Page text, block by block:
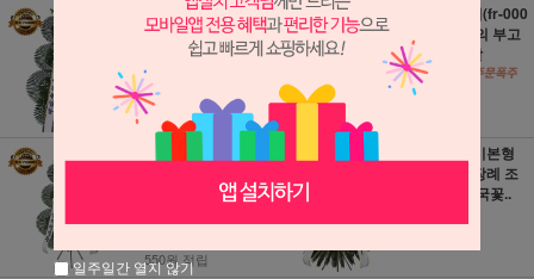
근조화환 (NY_00
02) 장례 조의 부고
꽃화환 장례..
45,000원
450원 적립
근조바구니(fr-000
6) 장례 조의 부고
전국꽃배달
49,000원
근조화환 특가형(F
의 부고 전국..
550원 적립
근조화환 기본형
(RI_014) 장례 조
의 부고 전국꽃..
일주일간 열지 않기